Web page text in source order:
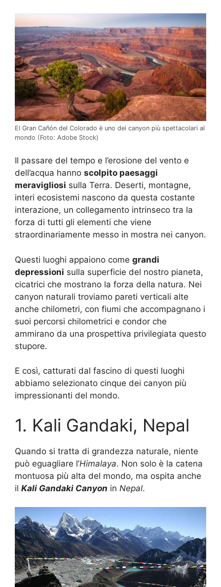
El Gran Cañón del Colorado è uno dei canyon più spettacolari al
mondo (Foto: Adobe Stock)
Il passare del tempo e l’erosione del vento e
dell’acqua hanno scolpito paesaggi
meravigliosi sulla Terra. Deserti, montagne,
interi ecosistemi nascono da questa costante
interazione, un collegamento intrinseco tra la
forza di tutti gli elementi che viene
straordinariamente messo in mostra nei canyon.
Questi luoghi appaiono come grandi
depressioni sulla superficie del nostro pianeta,
cicatrici che mostrano la forza della natura. Nei
canyon naturali troviamo pareti verticali alte
anche chilometri, con fiumi che accompagnano i
suoi percorsi chilometrici e condor che
ammirano da una prospettiva privilegiata questo
stupore.
E così, catturati dal fascino di questi luoghi
abbiamo selezionato cinque dei canyon più
impressionanti del mondo.
1. Kali Gandaki, Nepal
Quando si tratta di grandezza naturale, niente
può eguagliare l’Himalaya. Non solo è la catena
montuosa più alta del mondo, ma ospita anche
il Kali Gandaki Canyon in Nepal.